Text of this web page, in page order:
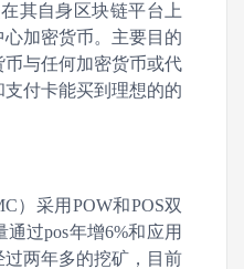
其自身区块链平台上
加密货币。主要目的
与任何加密货币或代
付卡能买到理想的的
）采用POW和POS双
过pos年增6%和应用
两年多的挖矿，目前